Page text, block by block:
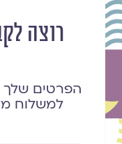
רוצה
הפרטים שלך
למשלוח